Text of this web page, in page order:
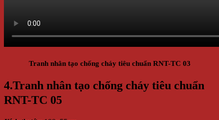
Tranh nhân tạo chống cháy tiêu chuẩn RNT-TC 03
4.Tranh nhân tạo chống cháy tiêu chuẩn
RNT-TC 05